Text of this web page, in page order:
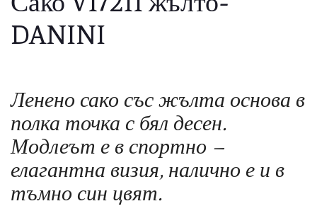
DANINI
Ленено сако със жълта основа в
полка точка с бял десен.
Модлеът е в спортно –
елагантна визия, налично е и в
тъмно син цвят.